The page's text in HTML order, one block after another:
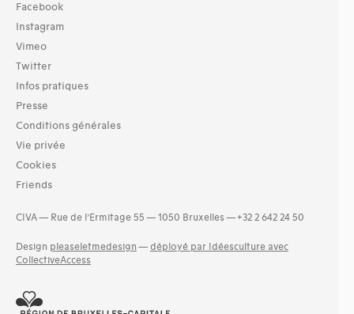
Facebook
Instagram
Vimeo
Twitter
Infos pratiques
Presse
Conditions générales
Vie privée
Cookies
Friends
CIVA — Rue de l’Ermitage 55 — 1050 Bruxelles — +32 2 642 24 50
Design pleaseletmedesign — déployé par Idéesculture avec
CollectiveAccess